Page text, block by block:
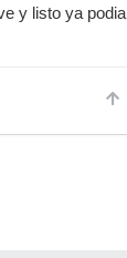
y listo ya podia